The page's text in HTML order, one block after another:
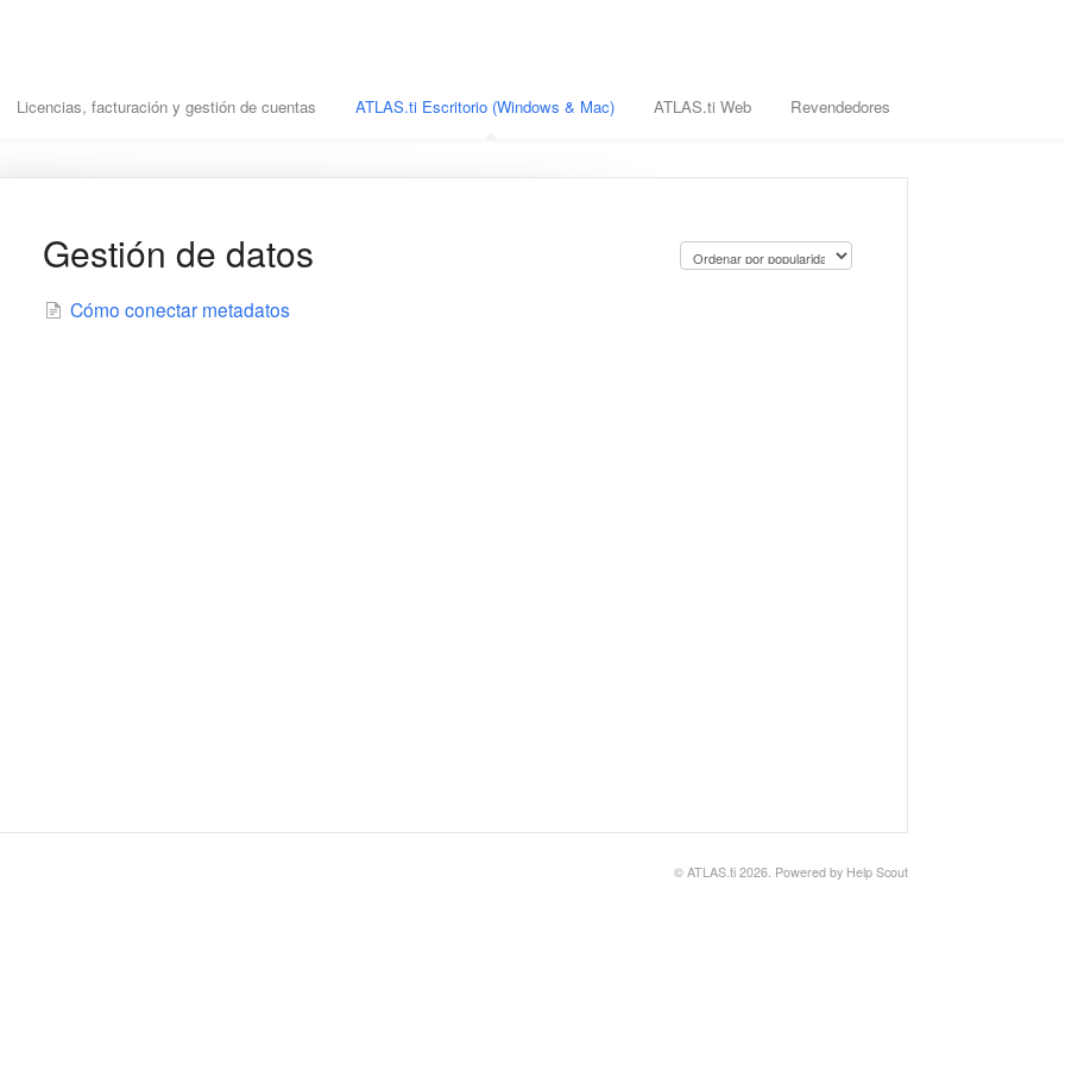
Licencias, facturación y gestión de cuentas ATLAS.ti Escritorio (Windows & Mac) ATLAS.ti Web Revendedores
Gestión de datos
Cómo conectar metadatos
© ATLAS.ti 2026. Powered by Help Scout